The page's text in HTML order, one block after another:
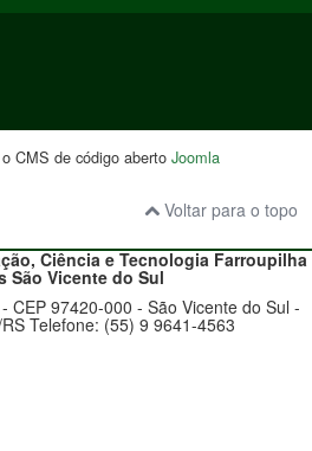
CMS de código aberto Joomla
Voltar para o topo
Ciência e TecnologiaFarroupilha
São Vicente do Sul
CEP 97420-000 - São Vicente do Sul -
Telefone: (55) 9 9641-4563